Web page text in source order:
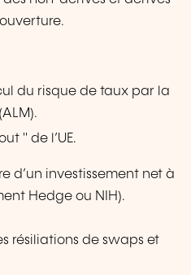
du risque de taux par la
" de l’UE.
d’un investissement net à
Hedge ou NIH).
résiliations de swaps et